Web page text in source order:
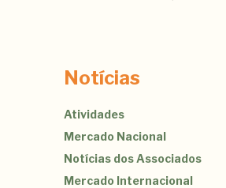
Notícias
Atividades
Mercado Nacional
Notícias dos Associados
Mercado Internacional